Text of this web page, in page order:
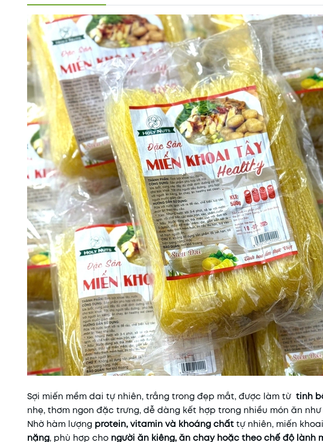
Mã
Điều kiện:
Sợi miến mềm dai tự nhiên, trắng trong đẹp mắt, được làm từ tinh
nhẹ, thơm ngon đặc trưng, dễ dàng kết hợp trong nhiều món ăn
Nhờ hàm lượng protein, vitamin và khoáng chất tự nhiên, miến
nặng, phù hợp cho người ăn kiêng, ăn chay hoặc theo chế độ lành